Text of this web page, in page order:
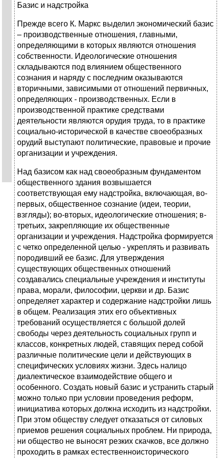
Базис и надстройка
Прежде всего К. Маркс выделил экономический базис
– производственные отношения, главными,
определяющими в которых являются отношения
собственности. Идеологические отношения
складываются под влиянием общественного
сознания и наряду с последним оказываются
вторичными, зависимыми от отношений первичных,
определяющих - производственных. Если в
производственной практике средствами
деятельности являются орудия труда, то в практике
социально-исторической в качестве своеобразных
орудий выступают политические, правовые и прочие
организации и учреждения.
Над базисом как над своеобразным фундаментом
общественного здания возвышается
соответствующая ему надстройка, включающая, во-
первых, общественное сознание (идеи, теории,
взгляды); во-вторых, идеологические отношения; в-
третьих, закрепляющие их общественные
организации и учреждения. Надстройка формируется
с четко определенной целью - укреплять и развивать
породивший ее базис. Для утверждения
существующих общественных отношений
создавались специальные учреждения и институты
права, морали, философии, церкви и др. Базис
определяет характер и содержание надстройки лишь
в общем. Реализация этих его объективных
требований осуществляется с большой долей
свободы через деятельность социальных групп и
классов, конкретных людей, ставящих перед собой
различные политические цели и действующих в
специфических условиях жизни. Здесь налицо
диалектическое взаимодействие общего и
особенного. Создать новый базис и устранить старый
можно только при условии проведения реформ,
инициатива которых должна исходить из надстройки.
При этом обществу следует отказаться от силовых
приемов решения социальных проблем. Ни природа,
ни общество не выносят резких скачков, все должно
проходить в рамках естественноисторического